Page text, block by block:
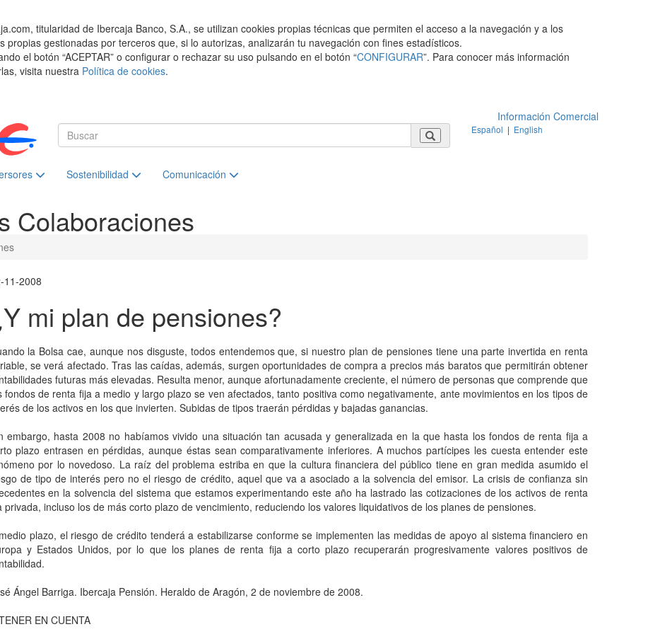
titularidad de Ibercaja Banco, S.A., se utilizan cookies propias técnicas que permiten el acceso a la navegación y a los
propias gestionadas por terceros que, si lo autorizas, analizarán tu navegación con fines estadísticos.
el botón “ACEPTAR” o configurar o rechazar su uso pulsando en el botón “CONFIGURAR”. Para conocer más información
visita nuestra Política de cookies.
Información Comercial
Español | English
Sostenibilidad Comunicación
Colaboraciones
11-2008
mi plan de pensiones?
la Bolsa cae, aunque nos disguste, todos entendemos que, si nuestro plan de pensiones tiene una parte invertida en renta
se verá afectado. Tras las caídas, además, surgen oportunidades de compra a precios más baratos que permitirán obtener
futuras más elevadas. Resulta menor, aunque afortunadamente creciente, el número de personas que comprende que
fondos de renta fija a medio y largo plazo se ven afectados, tanto positiva como negativamente, ante movimientos en los tipos de
de los activos en los que invierten. Subidas de tipos traerán pérdidas y bajadas ganancias.
embargo, hasta 2008 no habíamos vivido una situación tan acusada y generalizada en la que hasta los fondos de renta fija a
plazo entrasen en pérdidas, aunque éstas sean comparativamente inferiores. A muchos partícipes les cuesta entender este
por lo novedoso. La raíz del problema estriba en que la cultura financiera del público tiene en gran medida asumido el
de tipo de interés pero no el riesgo de crédito, aquel que va a asociado a la solvencia del emisor. La crisis de confianza sin
en la solvencia del sistema que estamos experimentando este año ha lastrado las cotizaciones de los activos de renta
privada, incluso los de más corto plazo de vencimiento, reduciendo los valores liquidativos de los planes de pensiones.
plazo, el riesgo de crédito tenderá a estabilizarse conforme se implementen las medidas de apoyo al sistema financiero en
y Estados Unidos, por lo que los planes de renta fija a corto plazo recuperarán progresivamente valores positivos de
Ángel Barriga. Ibercaja Pensión. Heraldo de Aragón, 2 de noviembre de 2008.
EN CUENTA